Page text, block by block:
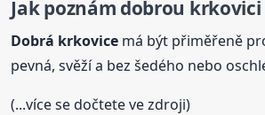
Jak poznám dobrou krkovici
Dobrá krkovice má být přiměřeně
pevná, svěží a bez šedého nebo
(...více se dočtete ve zdroji)